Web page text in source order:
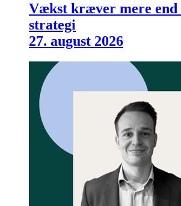
Vækst kræver mere end
strategi
27. august 2026